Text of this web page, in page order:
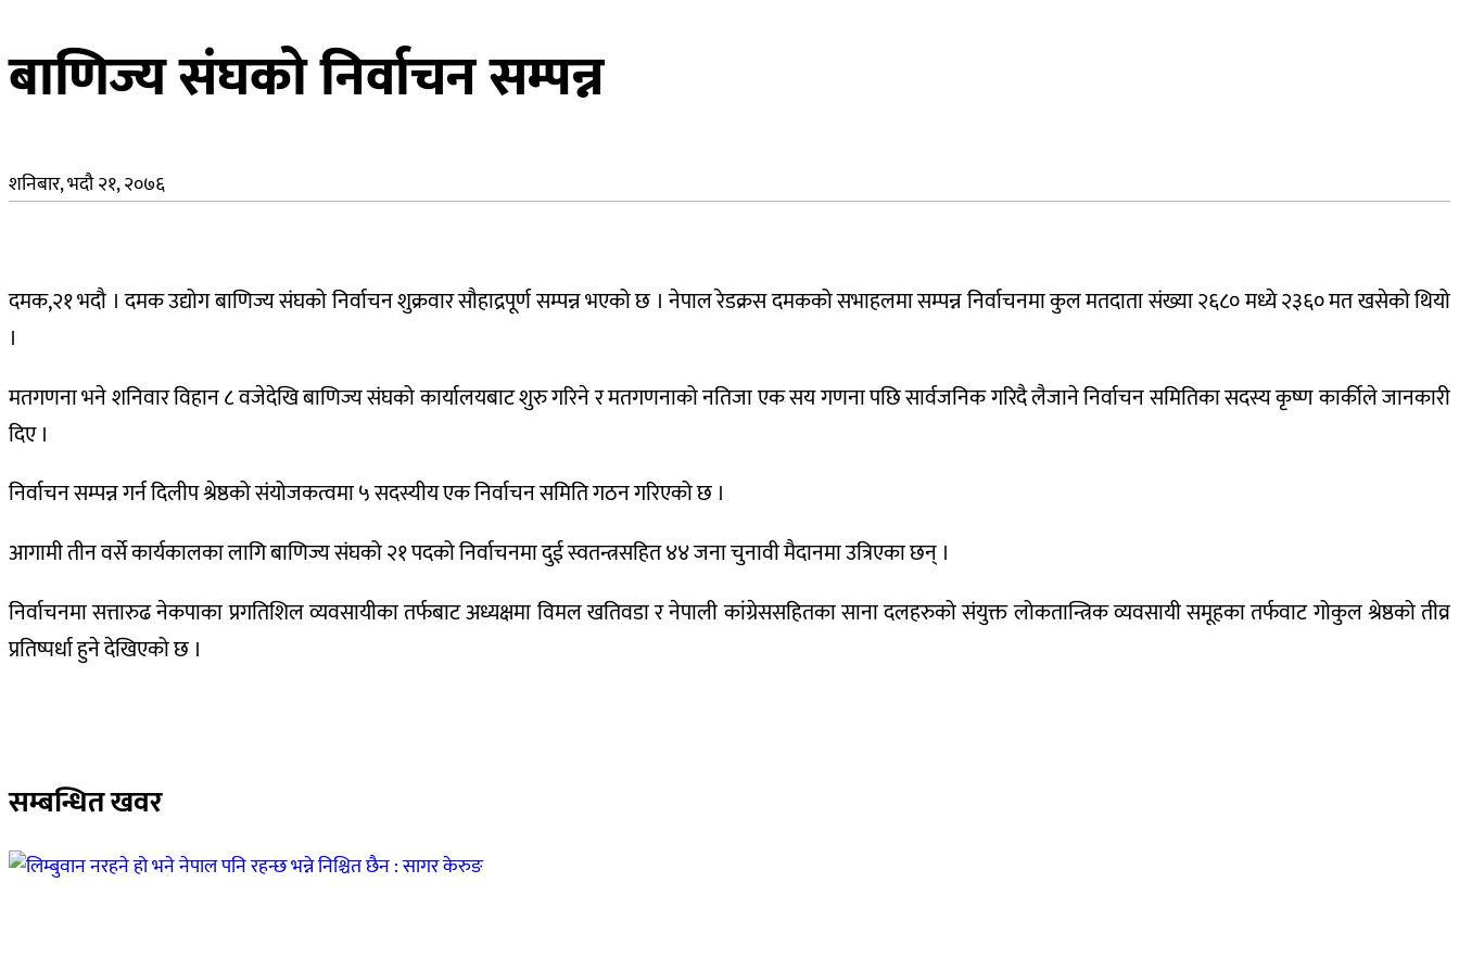
बाणिज्य संघको निर्वाचन सम्पन्न
शनिबार, भदौ २१, २०७६
दमक,२१ भदौ । दमक उद्योग बाणिज्य संघको निर्वाचन शुक्रवार सौहाद्रपूर्ण सम्पन्न भएको छ । नेपाल रेडक्रस दमकको सभाहलमा सम्पन्न निर्वाचनमा कुल मतदाता संख्या २६८० मध्ये २३६० मत खसेको थियो
।
मतगणना भने शनिवार विहान ८ वजेदेखि बाणिज्य संघको कार्यालयबाट शुरु गरिने र मतगणनाको नतिजा एक सय गणना पछि सार्वजनिक गरिदै लैजाने निर्वाचन समितिका सदस्य कृष्ण कार्कीले जानकारी
दिए ।
निर्वाचन सम्पन्न गर्न दिलीप श्रेष्ठको संयोजकत्वमा ५ सदस्यीय एक निर्वाचन समिति गठन गरिएको छ ।
आगामी तीन वर्से कार्यकालका लागि बाणिज्य संघको २१ पदको निर्वाचनमा दुई स्वतन्त्रसहित ४४ जना चुनावी मैदानमा उत्रिएका छन् ।
निर्वाचनमा सत्तारुढ नेकपाका प्रगतिशिल व्यवसायीका तर्फबाट अध्यक्षमा विमल खतिवडा र नेपाली कांग्रेससहितका साना दलहरुको संयुक्त लोकतान्त्रिक व्यवसायी समूहका तर्फवाट गोकुल श्रेष्ठको तीव्र
प्रतिष्पर्धा हुने देखिएको छ ।
सम्बन्धित खवर